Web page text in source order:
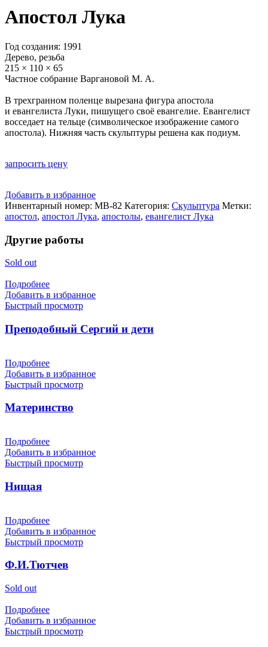
Апостол Лука
Год создания: 1991
Дерево, резьба
215 × 110 × 65
Частное собрание Варгановой М. А.
В трехгранном поленце вырезана фигура апостола
и евангелиста Луки, пишущего своё евангелие. Евангелист
восседает на тельце (символическое изображение самого
апостола). Нижняя часть скульптуры решена как подиум.
запросить цену
Добавить в избранное
Инвентарный номер: МВ-82 Категория: Скульптура Метки:
апостол, апостол Лука, апостолы, евангелист Лука
Другие работы
Sold out
Подробнее
Добавить в избранное
Быстрый просмотр
Преподобный Сергий и дети
Подробнее
Добавить в избранное
Быстрый просмотр
Материнство
Подробнее
Добавить в избранное
Быстрый просмотр
Нищая
Подробнее
Добавить в избранное
Быстрый просмотр
Ф.И.Тютчев
Sold out
Подробнее
Добавить в избранное
Быстрый просмотр